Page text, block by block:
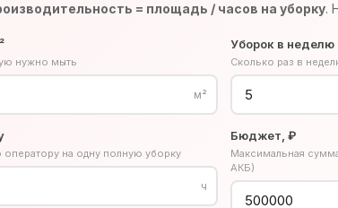
= площадь / часов на уборку.
нужно мыть
м²
Уборок в неделю
Сколько раз в
на одну полную уборку
ч
Бюджет, ₽
Максимальная
АКБ)